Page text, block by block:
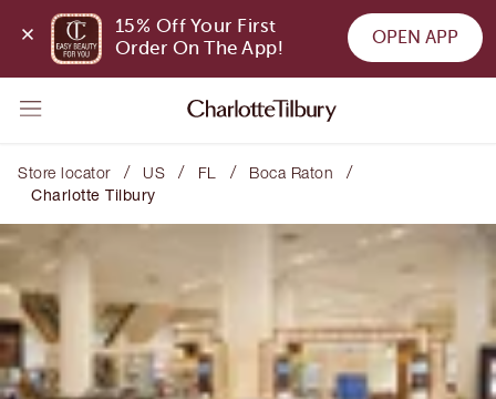
15% Off Your First
Order On The App!
OPEN APP
Store locator / US / FL / Boca Raton /
Charlotte Tilbury